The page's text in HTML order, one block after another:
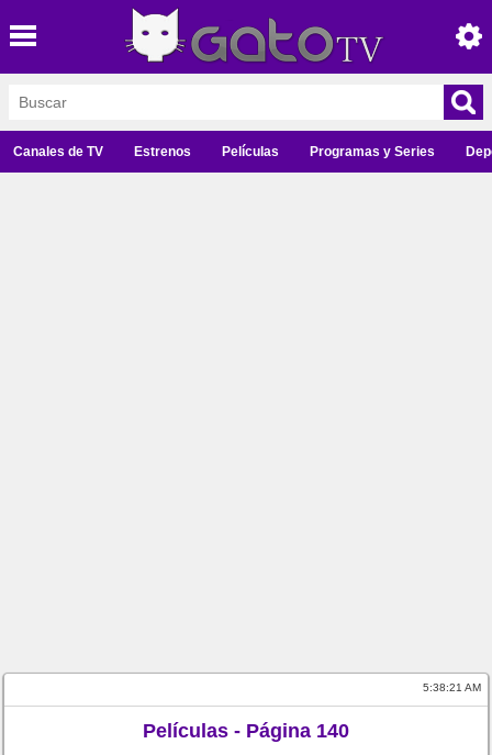
Canales de TV Estrenos Películas Programas y Series
5:38:21 AM
Películas - Página 140